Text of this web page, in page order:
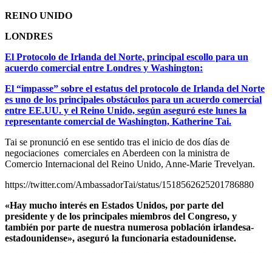
REINO UNIDO
LONDRES
El Protocolo de Irlanda del Norte, principal escollo para un
acuerdo comercial entre Londres y Washington:
El “impasse” sobre el estatus del protocolo de Irlanda del Norte
es uno de los principales obstáculos para un acuerdo comercial
entre EE.UU. y el Reino Unido, según aseguró este lunes la
representante comercial de Washington, Katherine Tai.
Tai se pronunció en ese sentido tras el inicio de dos días de
negociaciones comerciales en Aberdeen con la ministra de
Comercio Internacional del Reino Unido, Anne-Marie Trevelyan.
https://twitter.com/AmbassadorTai/status/1518562625201786880
«Hay mucho interés en Estados Unidos, por parte del
presidente y de los principales miembros del Congreso, y
también por parte de nuestra numerosa población irlandesa-
estadounidense», aseguró la funcionaria estadounidense.